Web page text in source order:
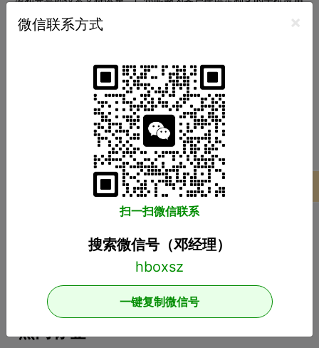
商城开发服务，并满足不同用户的个性化需求。对于想要开发自己
伴，必将带来更好的开发效果和商业价值。
广州app商城开发方案
微商城怎么开发
广州购物商城app开发定制价格
APP开发 软件开发 商城开发
热门标签
微信联系方式 ×
扫一扫微信联系
搜索微信号（邓经理）
一键复制微信号